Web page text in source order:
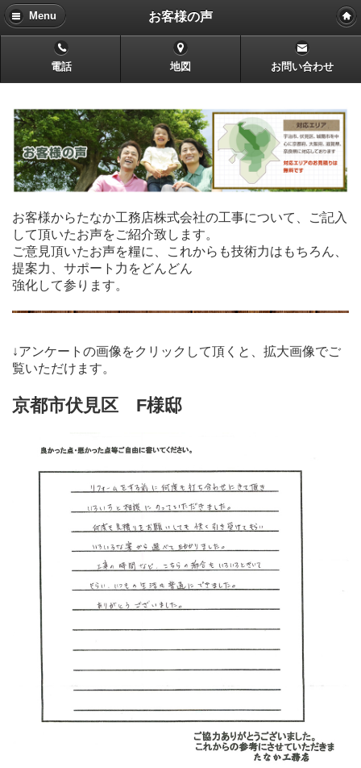
Menu お客様の声
電話 地図 お問い合わせ
お客様からたなか工務店株式会社の工事について、ご記入
して頂いたお声をご紹介致します。
ご意見頂いたお声を糧に、これからも技術力はもちろん、
提案力、サポート力をどんどん
強化して参ります。
↓アンケートの画像をクリックして頂くと、拡大画像でご
覧いただけます。
京都市伏見区 F様邸